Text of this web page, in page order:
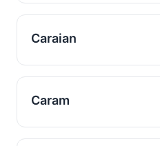
Caraian
Caram